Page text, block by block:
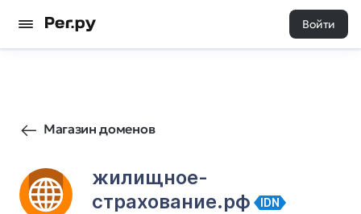
Войти
Магазин доменов
жилищное-
страхование.рф
IDN
13 0